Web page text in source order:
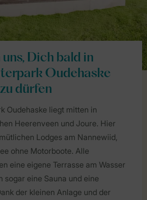
Dich bald in
Oudehaske
dürfen
Oudehaske liegt mitten in
Heerenveen und Joure. Hier
Lodges am Nannewiid,
ohne Motorboote. Alle
eine eigene Terrasse am Wasser
sogar eine Sauna und eine
der kleinen Anlage und der